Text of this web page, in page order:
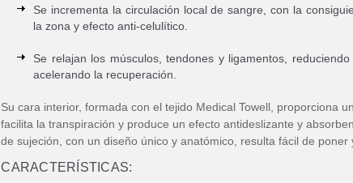
Se incrementa la circulación local de sangre, con la
la zona y efecto anti-celulítico.
Se relajan los músculos, tendones y ligamentos,
acelerando la recuperación.
Su cara interior, formada con el tejido Medical Towell, proporciona
facilita la transpiración y produce un efecto antideslizante y
de sujeción, con un diseño único y anatómico, resulta fácil de poner
CARACTERÍSTICAS: